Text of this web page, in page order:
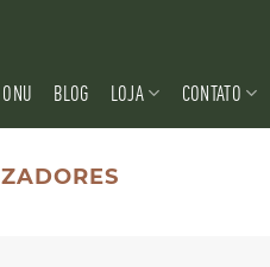
BLOG LOJA CONTATO